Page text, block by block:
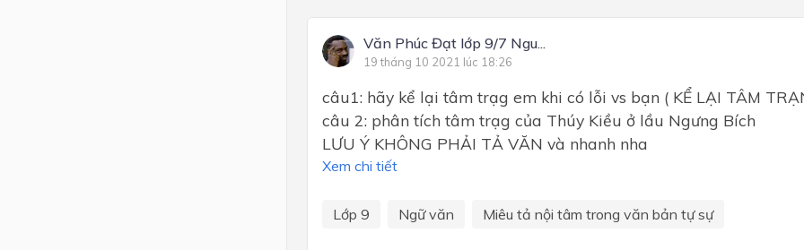
Văn Phúc Đạt lớp 9/7 Ngu...
19 tháng 10 2021 lúc 18:26
câu1: hãy kể lại tâm trạg em khi có lỗi vs bạn ( KỂ LẠI TÂM
câu 2: phân tích tâm trạg của Thúy Kiều ở lầu Ngưng Bích
LƯU Ý KHÔNG PHẢI TẢ VĂN và nhanh nha
Xem chi tiết
Lớp 9 Ngữ văn Miêu tả nội tâm trong văn bản tự sự